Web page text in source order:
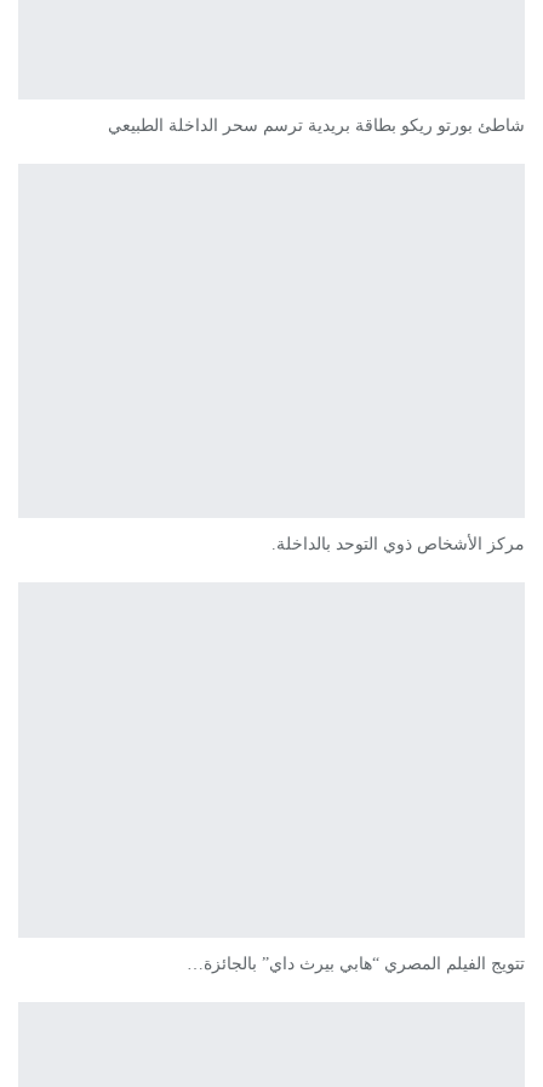
شاطئ بورتو ريكو بطاقة بريدية ترسم سحر الداخلة الطبيعي
مركز الأشخاص ذوي التوحد بالداخلة.
تتويج الفيلم المصري “هابي بيرث داي” بالجائزة…